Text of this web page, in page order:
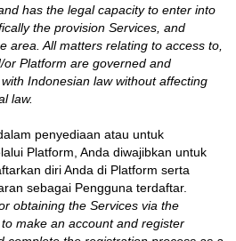
has the legal capacity to enter into
the provision Services, and
area. All matters relating to access to,
Platform are governed and
Indonesian law without affecting
law.
penyediaan atau untuk
Platform, Anda diwajibkan untuk
diri Anda di Platform serta
sebagai Pengguna terdaftar.
obtaining the Services via the
make an account and register